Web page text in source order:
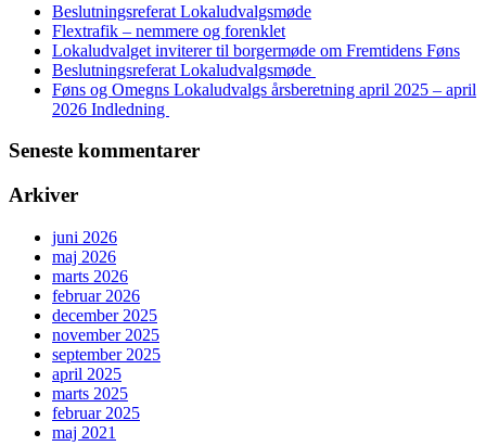
Beslutningsreferat Lokaludvalgsmøde
Flextrafik – nemmere og forenklet
Lokaludvalget inviterer til borgermøde om Fremtidens Føns
Beslutningsreferat Lokaludvalgsmøde
Føns og Omegns Lokaludvalgs årsberetning april 2025 – april
2026 Indledning
Seneste kommentarer
Arkiver
juni 2026
maj 2026
marts 2026
februar 2026
december 2025
november 2025
september 2025
april 2025
marts 2025
februar 2025
maj 2021